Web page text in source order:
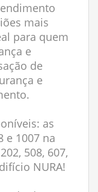
mais
para quem
e
de
e
as
e 1007 na
508, 607,
NURA!